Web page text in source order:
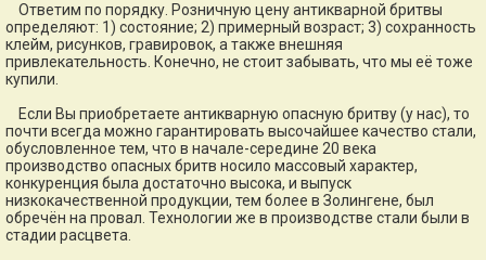
Ответим по порядку. Розничную цену антикварной бритвы
определяют: 1) состояние; 2) примерный возраст; 3) сохранность
клейм, рисунков, гравировок, а также внешняя
привлекательность. Конечно, не стоит забывать, что мы её тоже
купили.
Если Вы приобретаете антикварную опасную бритву (у нас), то
почти всегда можно гарантировать высочайшее качество стали,
обусловленное тем, что в начале-середине 20 века
производство опасных бритв носило массовый характер,
конкуренция была достаточно высока, и выпуск
низкокачественной продукции, тем более в Золингене, был
обречён на провал. Технологии же в производстве стали были в
стадии расцвета.